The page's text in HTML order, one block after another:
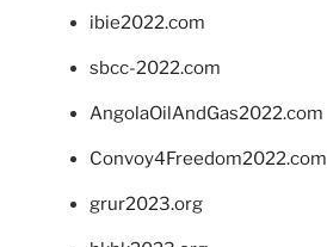
ibie2022.com
sbcc-2022.com
AngolaOilAndGas2022.com
Convoy4Freedom2022.com
grur2023.org